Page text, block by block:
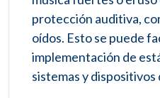
protección auditiva,
oídos. Esto se puede
implementación de
sistemas y